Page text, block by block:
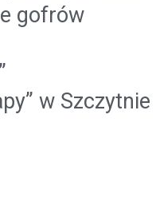
gofrów
w Szczytnie